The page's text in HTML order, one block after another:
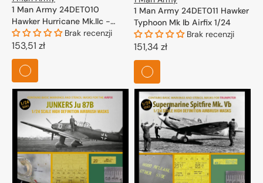
1 Man Army 24DET010
Hawker Hurricane Mk.IIc -
High Definition Airbrush
Masks for Trumpeter kits 1/24
Brak recenzji
Cena
regularna
153,51 zł
1 Man Army 24DET011 Hawker
Typhoon Mk Ib Airfix 1/24
Brak recenzji
Cena
regularna
151,34 zł